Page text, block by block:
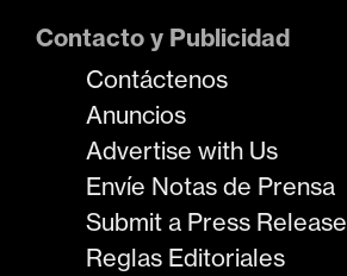
Contacto y Publicidad
Contáctenos
Anuncios
Advertise with Us
Envíe Notas de Prensa
Submit a Press Release
Reglas Editoriales